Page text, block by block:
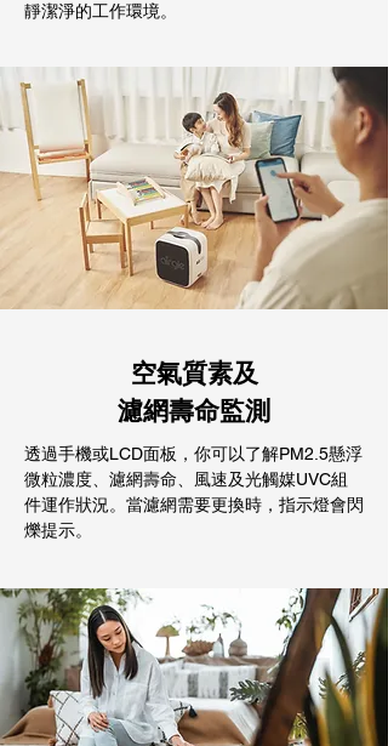
靜潔淨的工作環境。
空氣質素及
濾網壽命監測
透過手機或LCD面板，你可以了解PM2.5懸浮
微粒濃度、濾網壽命、風速及光觸媒UVC組
件運作狀況。當濾網需要更換時，指示燈會閃
爍提示。